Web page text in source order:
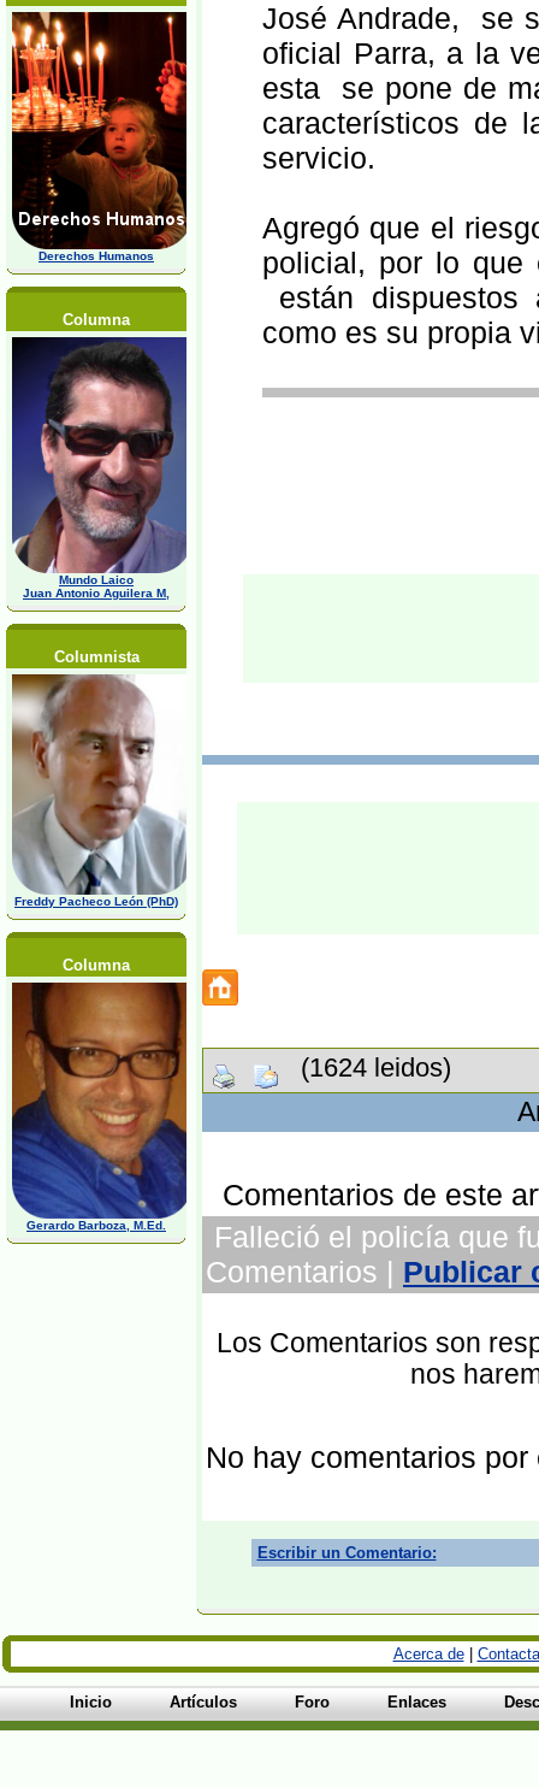
Derechos Humanos
Columna
Mundo Laico
Juan Antonio Aguilera M,
Columnista
Freddy Pacheco León (PhD)
Columna
Gerardo Barboza, M.Ed.
José Andrade, se
oficial Parra, a la
esta se pone de
característicos de
servicio.
Agregó que el
policial, por lo
están
como es su propia
(1624 leidos)
Comentarios de este
Falleció el policía que
Comentarios | Publicar
Los Comentarios son
nos
No hay comentarios por
Escribir un Comentario:
Acerca de|
Inicio Artículos Foro Enlaces